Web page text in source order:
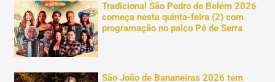
Tradicional São Pedro de Belém 2026
começa nesta quinta-feira (2) com
programação no palco Pé de Serra
São João de Bananeiras 2026 tem